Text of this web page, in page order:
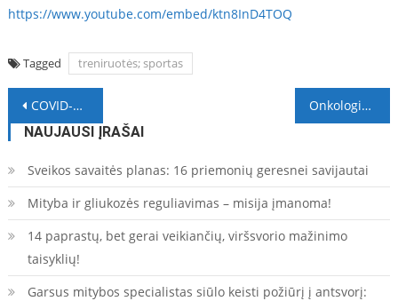
https://www.youtube.com/embed/ktn8InD4TOQ
Tagged treniruotės; sportas
Navigacija
tarp
įrašų
COVID-19 vakcina – revoliucinis etapas ne tik infekcinių ligų prevencijoje
Onkologinių ligų prognozės: galimybės stabilizuoti mirtingumą tampa realybe
NAUJAUSI ĮRAŠAI
Sveikos savaitės planas: 16 priemonių geresnei savijautai
Mityba ir gliukozės reguliavimas – misija įmanoma!
14 paprastų, bet gerai veikiančių, viršsvorio mažinimo
taisyklių!
Garsus mitybos specialistas siūlo keisti požiūrį į antsvorį: